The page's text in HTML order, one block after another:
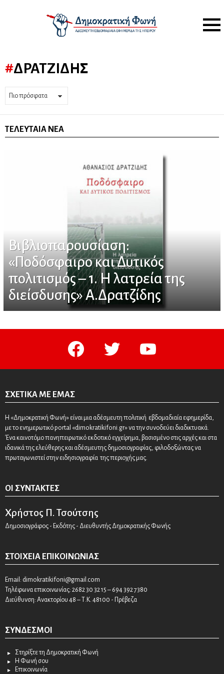
Menu
ΔΡΑΤΖΊΔΗΣ
ΤΕΛΕΥΤΑΊΑ ΝΈΑ
Βιβλιοπαρουσίαση:
«Ποδόσφαιρο και Δυτικός
πολιτισμός – 1. Η λατρεία της
διείσδυσης» Α.Δρατζίδης
facebook twitter
ΣΧΕΤΙΚΆ ΜΕ ΕΜΆΣ
Η «Δημοκρατική Φωνή» είναι μια αδέσμευτη πολιτική εβδομαδιαία εφημερίδα,
με το ενημερωτικό portal «dimokratikifoni.gr» να την συνοδεύει διαδικτυακά.
Ένα καινοτόμο πανηπειρωτικό εκδοτικό εγχείρημα, βασισμένο στις αρχές και στα
ιδανικά της ελεύθερης και αδέσμευτης δημοσιογραφίας, φιλοδοξώντας να
πρωταγωνιστεί στην ειδησιογραφία της περιοχής μας.
ΟΙ ΣΥΝΤΆΚΤΕΣ
Χρήστος Π. Τσούτσης
Δημοσιογράφος - Εκδότης - Διευθυντής Δημοκρατικής Φωνής
ΣΤΟΙΧΕΊΑ ΕΠΙΚΟΙΝΩΝΊΑΣ
Email: dimokratikifoni@gmail.com
Τηλέφωνα επικοινωνίας: 2682 30 32 15 – 694 392 7380
Διεύθυνση: Ανακτορίου 48 – Τ.Κ. 48100 - Πρέβεζα
ΣΎΝΔΕΣΜΟΙ
Στηρίξτε τη Δημοκρατική Φωνή
Η Φωνή σου
Επικοινωνία